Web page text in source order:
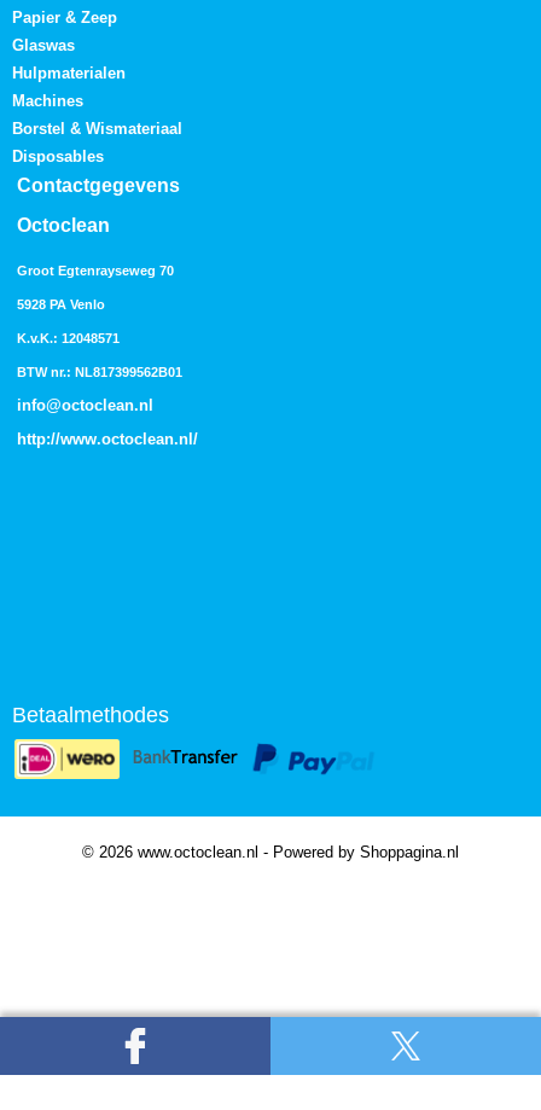
Papier & Zeep
Glaswas
Hulpmaterialen
Machines
Borstel & Wismateriaal
Disposables
Contactgegevens
Octoclean
Groot Egtenrayseweg 70
5928 PA Venlo
K.v.K.: 12048571
BTW nr.: NL817399562B01
info@octoclean.nl
http://www.octoclean.nl /
Betaalmethodes
© 2026 www.octoclean.nl - Powered by Shoppagina.nl